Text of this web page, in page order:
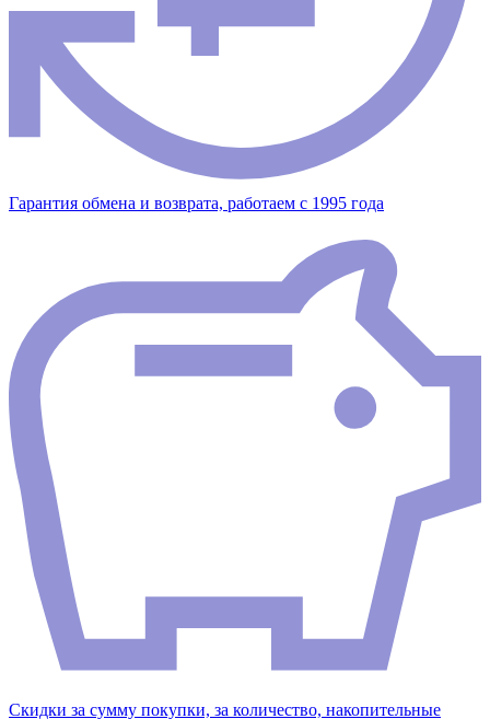
Гарантия обмена и возврата, работаем с 1995 года
Скидки за сумму покупки, за количество, накопительные